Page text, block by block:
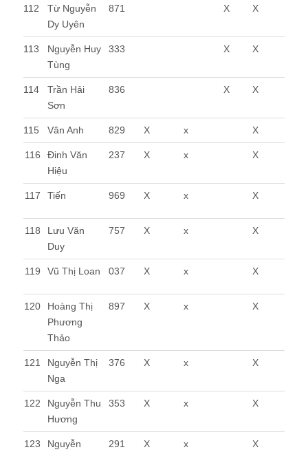
112
Từ Nguyễn
Dy Uyên
871 X X
113
Nguyễn Huy
Tùng
333 X X
114
Trần Hải
Sơn
836 X X
115 Vân Anh 829 X x X
116
Đinh Văn
Hiệu
237 X x X
117 Tiến 969 X x X
118
Lưu Văn
Duy
757 X x X
119 Vũ Thị Loan 037 X x X
120
Hoàng Thị
Phương
Thảo
897 X x X
121
Nguyễn Thị
Nga
376 X x X
122
Nguyễn Thu
Hương
353 X x X
123 Nguyễn 291 X x X